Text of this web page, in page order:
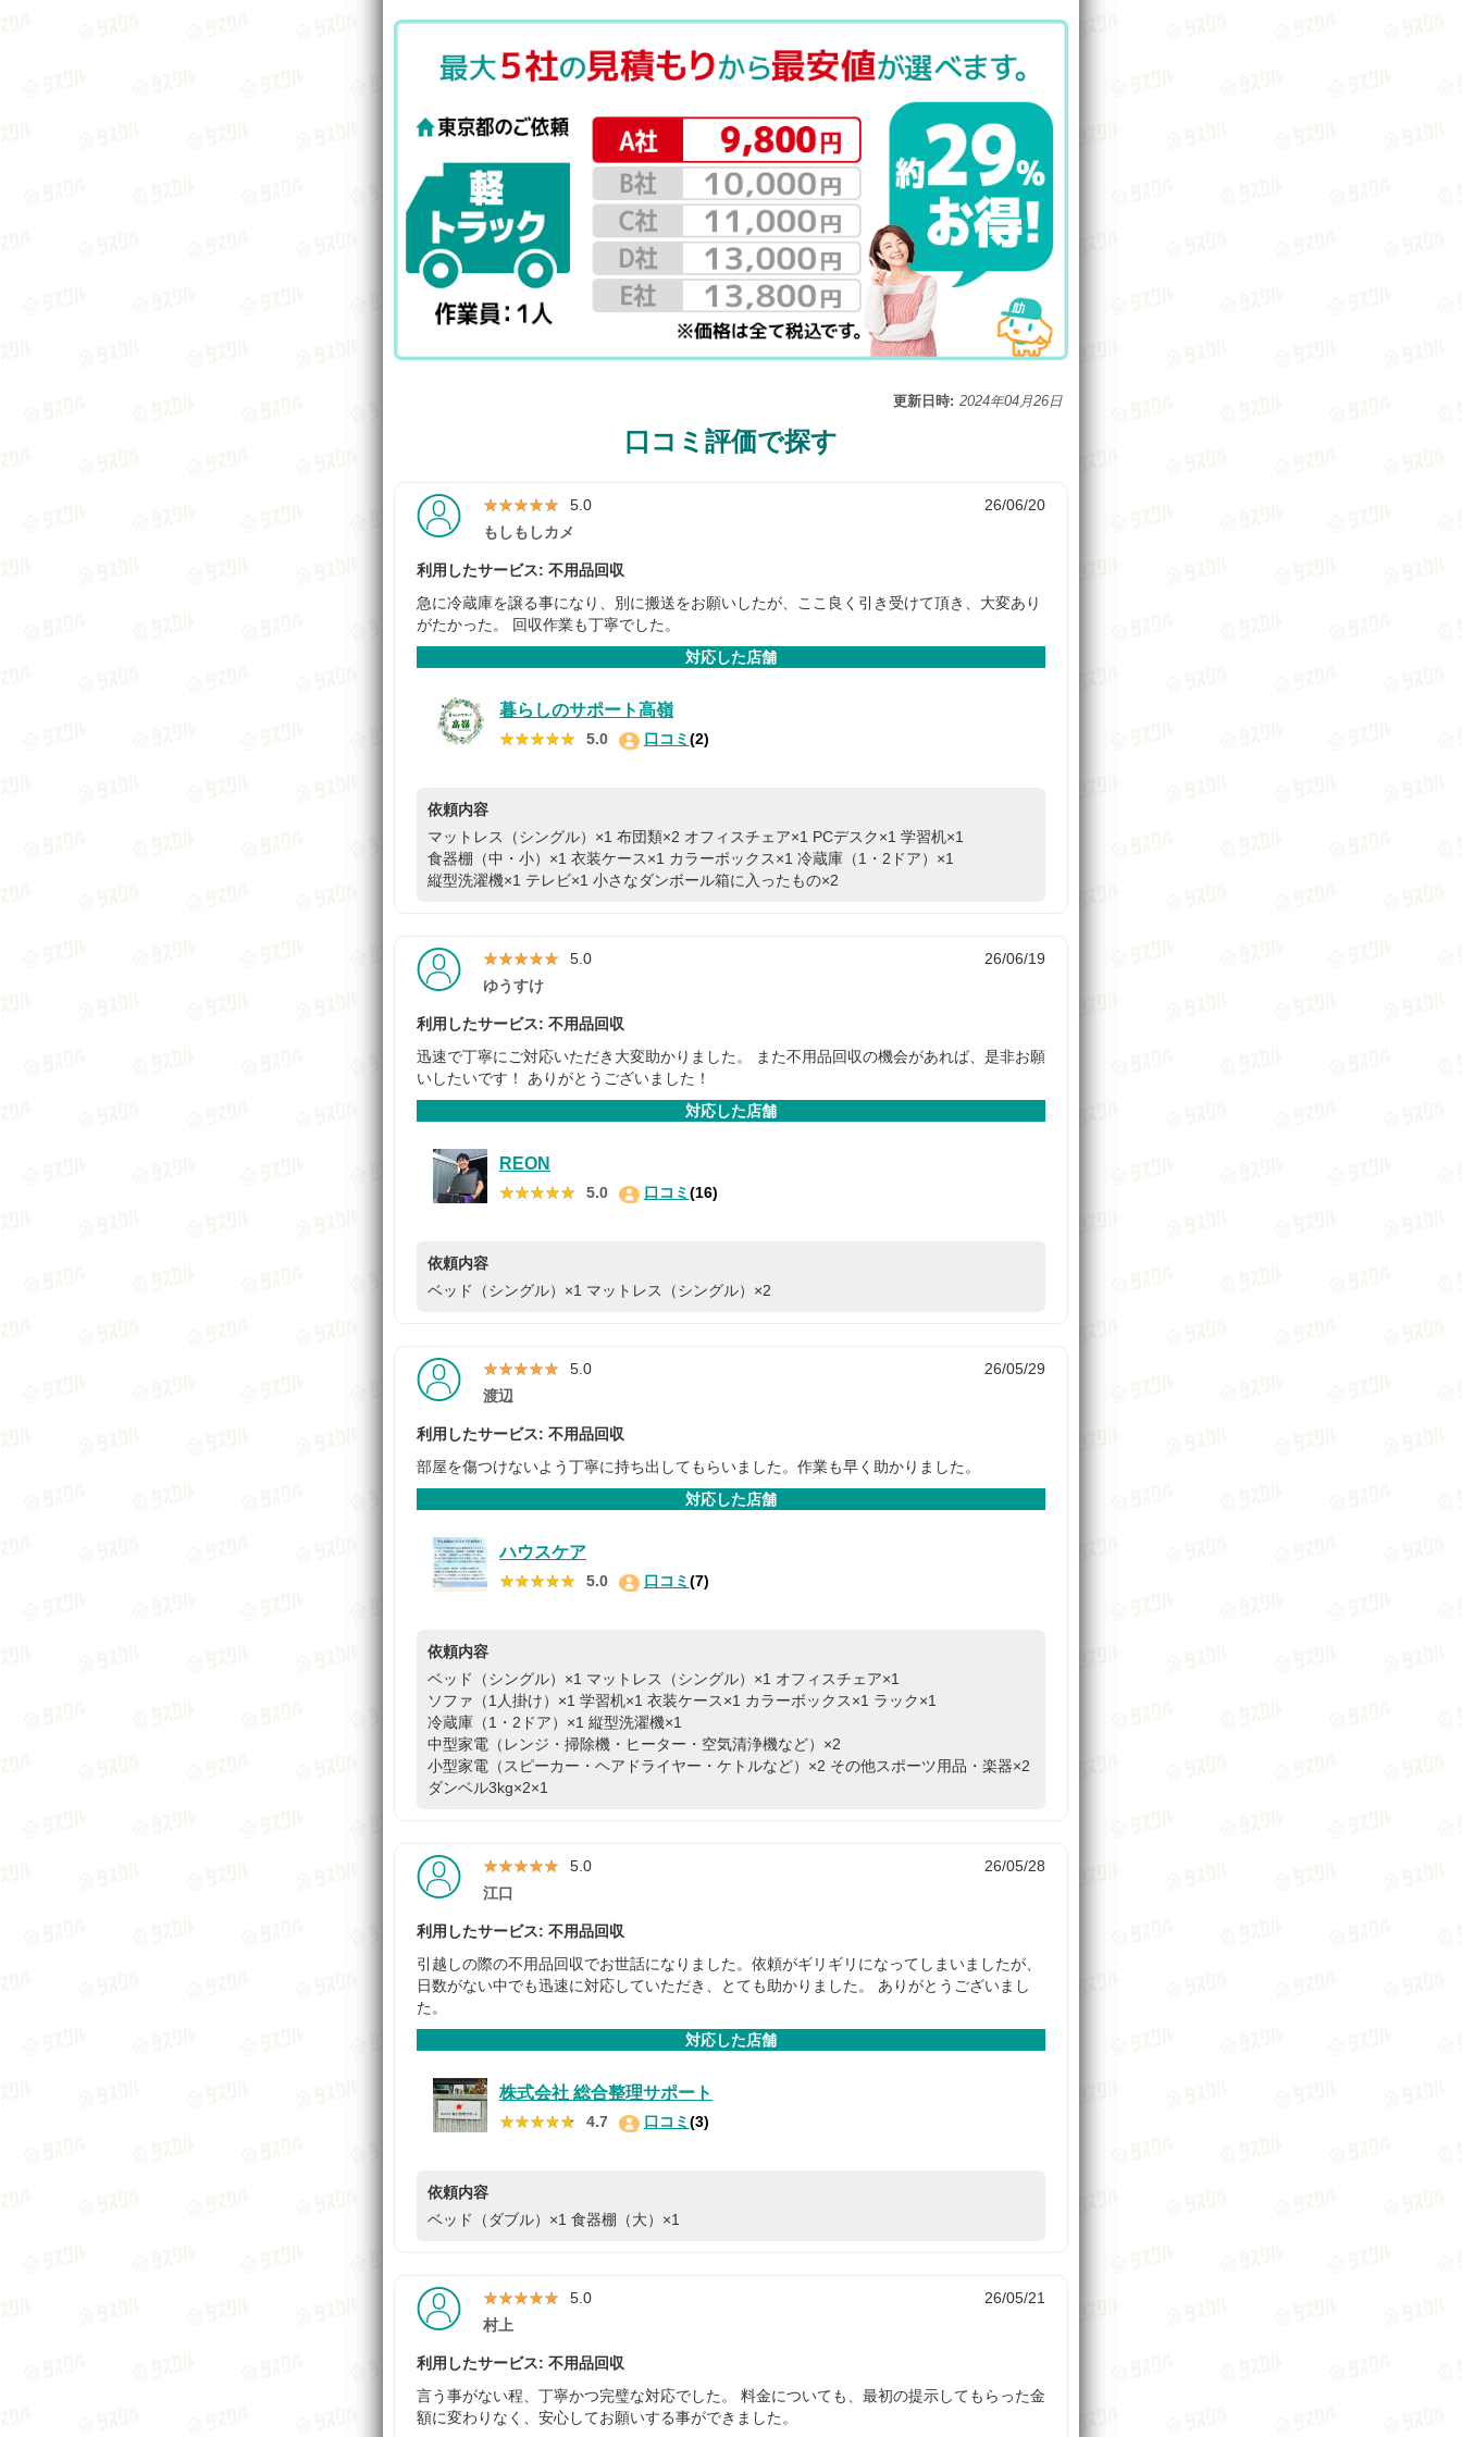
更新日時: 2024年04月26日
口コミ評価で探す
★★★★★
★★★★★ 5.0
26/06/20
もしもしカメ
利用したサービス: 不用品回収
急に冷蔵庫を譲る事になり、別に搬送をお願いしたが、ここ良く引き受けて頂き、大変あり
がたかった。 回収作業も丁寧でした。
対応した店舗
暮らしのサポート高嶺
★★★★★
★★★★★ 5.0 口コミ(2)
依頼内容
マットレス（シングル）×1 布団類×2 オフィスチェア×1 PCデスク×1 学習机×1
食器棚（中・小）×1 衣装ケース×1 カラーボックス×1 冷蔵庫（1・2ドア）×1
縦型洗濯機×1 テレビ×1 小さなダンボール箱に入ったもの×2
★★★★★
★★★★★ 5.0
26/06/19
ゆうすけ
利用したサービス: 不用品回収
迅速で丁寧にご対応いただき大変助かりました。 また不用品回収の機会があれば、是非お願
いしたいです！ ありがとうございました！
対応した店舗
REON
★★★★★
★★★★★ 5.0 口コミ(16)
依頼内容
ベッド（シングル）×1 マットレス（シングル）×2
★★★★★
★★★★★ 5.0
26/05/29
渡辺
利用したサービス: 不用品回収
部屋を傷つけないよう丁寧に持ち出してもらいました。作業も早く助かりました。
対応した店舗
ハウスケア
★★★★★
★★★★★ 5.0 口コミ(7)
依頼内容
ベッド（シングル）×1 マットレス（シングル）×1 オフィスチェア×1
ソファ（1人掛け）×1 学習机×1 衣装ケース×1 カラーボックス×1 ラック×1
冷蔵庫（1・2ドア）×1 縦型洗濯機×1
中型家電（レンジ・掃除機・ヒーター・空気清浄機など）×2
小型家電（スピーカー・ヘアドライヤー・ケトルなど）×2 その他スポーツ用品・楽器×2
ダンベル3kg×2×1
★★★★★
★★★★★ 5.0
26/05/28
江口
利用したサービス: 不用品回収
引越しの際の不用品回収でお世話になりました。依頼がギリギリになってしまいましたが、
日数がない中でも迅速に対応していただき、とても助かりました。 ありがとうございまし
た。
対応した店舗
株式会社 総合整理サポート
★★★★★
★★★★★ 4.7 口コミ(3)
依頼内容
ベッド（ダブル）×1 食器棚（大）×1
★★★★★
★★★★★ 5.0
26/05/21
村上
利用したサービス: 不用品回収
言う事がない程、丁寧かつ完璧な対応でした。 料金についても、最初の提示してもらった金
額に変わりなく、安心してお願いする事ができました。